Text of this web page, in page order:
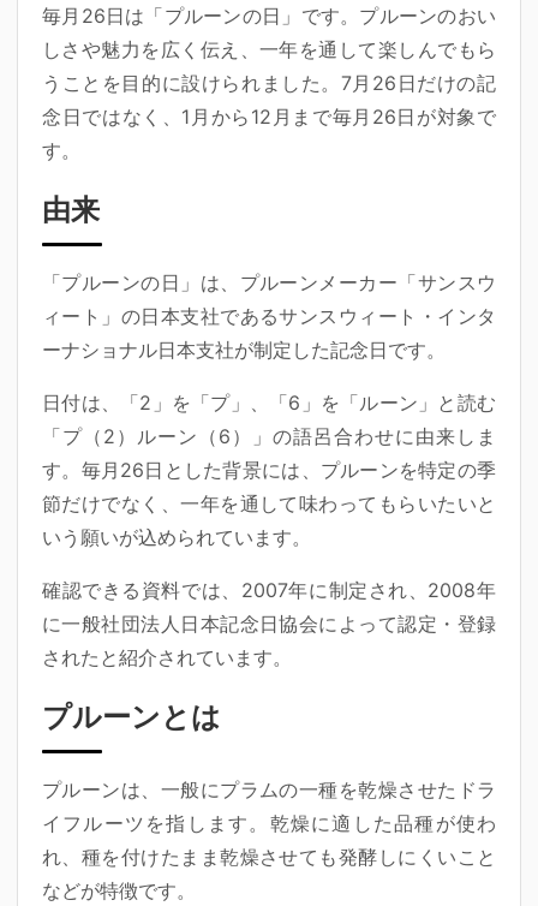
毎月26日は「プルーンの日」です。プルーンのおい
しさや魅力を広く伝え、一年を通して楽しんでもら
うことを目的に設けられました。7月26日だけの記
念日ではなく、1月から12月まで毎月26日が対象で
す。
由来
「プルーンの日」は、プルーンメーカー「サンスウ
ィート」の日本支社であるサンスウィート・インタ
ーナショナル日本支社が制定した記念日です。
日付は、「2」を「プ」、「6」を「ルーン」と読む
「プ（2）ルーン（6）」の語呂合わせに由来しま
す。毎月26日とした背景には、プルーンを特定の季
節だけでなく、一年を通して味わってもらいたいと
いう願いが込められています。
確認できる資料では、2007年に制定され、2008年
に一般社団法人日本記念日協会によって認定・登録
されたと紹介されています。
プルーンとは
プルーンは、一般にプラムの一種を乾燥させたドラ
イフルーツを指します。乾燥に適した品種が使わ
れ、種を付けたまま乾燥させても発酵しにくいこと
などが特徴です。